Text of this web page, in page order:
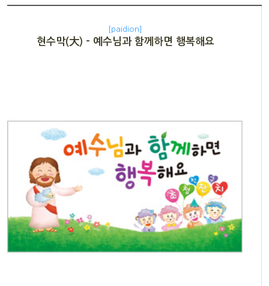
[paidion]
현수막(大) - 예수님과 함께하면 행복해요